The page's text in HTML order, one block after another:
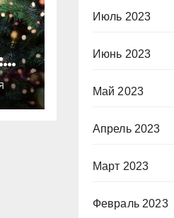
Июль 2023
Июнь 2023
Май 2023
Апрель 2023
Март 2023
Февраль 2023